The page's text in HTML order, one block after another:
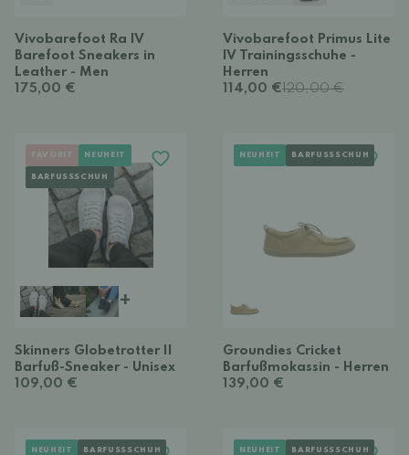
Vivobarefoot Ra IV
Barefoot Sneakers in
Leather - Men
175,00 €
Vivobarefoot Primus Lite
IV Trainingsschuhe -
Herren
114,00 €120,00 €
+
FAVORIT NEUHEIT
BARFUSSSCHUH
Skinners Globetrotter II
Barfuß-Sneaker - Unisex
109,00 €
NEUHEIT BARFUSSSCHUH
Groundies Cricket
Barfußmokassin - Herren
139,00 €
NEUHEIT BARFUSSSCHUH NEUHEIT BARFUSSSCHUH